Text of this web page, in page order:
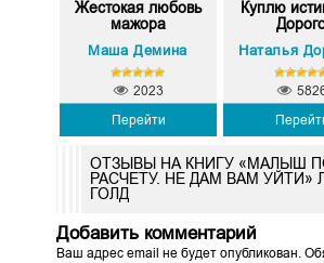
Жестокая любовь
мажора
Маша Демина
Перейти
2023
Куплю
ОТЗЫВЫ НА КНИГУ «МАЛЫШ
РАСЧЕТУ. НЕ ДАМ ВАМ УЙТИ»
ГОЛД
Добавить комментарий
Ваш адрес email не будет опубликован.